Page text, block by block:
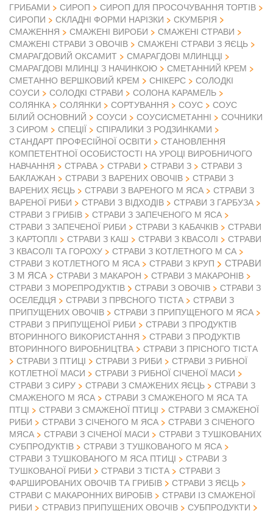
ГРИБАМИ
СИРОП
СИРОП ДЛЯ ПРОСОЧУВАННЯ ТОРТІВ
СИРОПИ
СКЛАДНІ ФОРМИ НАРІЗКИ
СКУМБРІЯ
СМАЖЕННЯ
СМАЖЕНІ ВИРОБИ
СМАЖЕНІ СТРАВИ
СМАЖЕНІ СТРАВИ З ОВОЧІВ
СМАЖЕНІ СТРАВИ З ЯЄЦЬ
СМАРАГДОВИЙ ОКСАМИТ
СМАРАГДОВІ МЛИНЦЦІ
СМАРАГДОВІ МЛИНЦІ З НАЧИНКОЮ
СМЕТАННИЙ КРЕМ
СМЕТАННО ВЕРШКОВИЙ КРЕМ
СНІКЕРС
СОЛОДКІ
СОУСИ
СОЛОДКІ СТРАВИ
СОЛОНА КАРАМЕЛЬ
СОЛЯНКА
СОЛЯНКИ СОРТУВАННЯ СОУС
СОУС
БІЛИЙ ОСНОВНИЙ
СОУСИ СОУСИСМЕТАННІ
СОЧНИКИ
З СИРОМ
СПЕЦІЇ
СПІРАЛИКИ З РОДЗИНКАМИ
СТАНДАРТ ПРОФЕСІЙНОЇ ОСВІТИ
СТАНОВЛЕННЯ
КОМПЕТЕНТНОЇ ОСОБИСТОСТІ НА УРОЦІ ВИРОБНИЧОГО
НАВЧАННЯ
СТРАВА СТРАВИ СТРАВИ З
СТРАВИ З
БАКЛАЖАН
СТРАВИ З ВАРЕНИХ ОВОЧІВ
СТРАВИ З
ВАРЕНИХ ЯЄЦЬ
СТРАВИ З ВАРЕНОГО М ЯСА
СТРАВИ З
ВАРЕНОЇ РИБИ
СТРАВИ З ВІДХОДІВ
СТРАВИ З ГАРБУЗА
СТРАВИ З ГРИБІВ
СТРАВИ З ЗАПЕЧЕНОГО М ЯСА
СТРАВИ З ЗАПЕЧЕНОЇ РИБИ
СТРАВИ З КАБАЧКІВ
СТРАВИ
З КАРТОПЛІ
СТРАВИ З КАШ СТРАВИ З КВАСОЛІ
СТРАВИ
З КВАСОЛІ ТА ГОРОХУ
СТРАВИ З КОТЛЕТНОГО М СА
СТРАВИ З КОТЛЕТНОГО М ЯСА
СТРАВИ З КРУП
СТРАВИ
З М ЯСА
СТРАВИ З МАКАРОН
СТРАВИ З МАКАРОНІВ
СТРАВИ З МОРЕПРОДУКТІВ
СТРАВИ З ОВОЧІВ
СТРАВИ З
ОСЕЛЕДЦЯ
СТРАВИ З ПРВСНОГО ТІСТА
СТРАВИ З
ПРИПУЩЕНИХ ОВОЧІВ
СТРАВИ З ПРИПУЩЕНОГО М ЯСА
СТРАВИ З ПРИПУЩЕНОЇ РИБИ
СТРАВИ З ПРОДУКТІВ
ВТОРИННОГО ВИКОРИСТАННЯ
СТРАВИ З ПРОДУКТІВ
ВТОРИННОГО ВИРОБНИЦТВА
СТРАВИ З ПРІСНОГО ТІСТА
СТРАВИ З ПТИЦІ
СТРАВИ З РИБИ
СТРАВИ З РИБНОЇ
КОТЛЕТНОЇ МАСИ
СТРАВИ З РИБНОЇ СІЧЕНОЇ МАСИ
СТРАВИ З СИРУ
СТРАВИ З СМАЖЕНИХ ЯЄЦЬ
СТРАВИ З
СМАЖЕНОГО М ЯСА
СТРАВИ З СМАЖЕНОГО М ЯСА ТА
ПТЦІ
СТРАВИ З СМАЖЕНОЇ ПТИЦІ
СТРАВИ З СМАЖЕНОЇ
РИБИ
СТРАВИ З СІЧЕНОГО М ЯСА
СТРАВИ З СІЧЕНОГО
МЯСА
СТРАВИ З СІЧЕНОЇ МАСИ
СТРАВИ З ТУШКОВАНИХ
СУБПРОДУКТІВ
СТРАВИ З ТУШКОВАНОГО М ЯСА
СТРАВИ З ТУШКОВАНОГО М ЯСА ПТИЦІ
СТРАВИ З
ТУШКОВАНОЇ РИБИ
СТРАВИ З ТІСТА
СТРАВИ З
ФАРШИРОВАНИХ ОВОЧІВ ТА ГРИБІВ
СТРАВИ З ЯЄЦЬ
СТРАВИ С МАКАРОННИХ ВИРОБІВ
СТРАВИ ІЗ СМАЖЕНОЇ
РИБИ
СТРАВИЗ ПРИПУЩЕНИХ ОВОЧІВ
СУБПРОДУКТИ